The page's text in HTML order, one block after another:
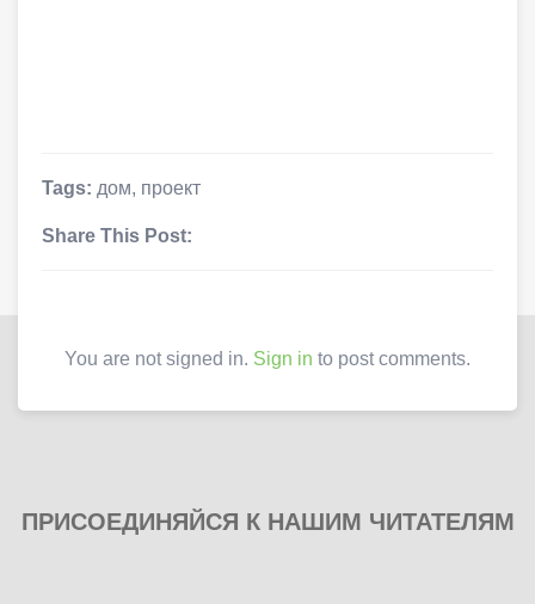
Tags: дом, проект
Share This Post:
You are not signed in. Sign in to post comments.
ПРИСОЕДИНЯЙСЯ К НАШИМ ЧИТАТЕЛЯМ